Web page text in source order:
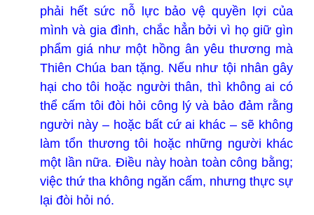
phải hết sức nỗ lực bảo vệ quyền lợi của
mình và gia đình, chắc hẳn bởi vì họ giữ gìn
phẩm giá như một hồng ân yêu thương mà
Thiên Chúa ban tặng. Nếu như tội nhân gây
hại cho tôi hoặc người thân, thì không ai có
thể cấm tôi đòi hỏi công lý và bảo đảm rằng
người này – hoặc bất cứ ai khác – sẽ không
làm tổn thương tôi hoặc những người khác
một lần nữa. Điều này hoàn toàn công bằng;
việc thứ tha không ngăn cấm, nhưng thực sự
lại đòi hỏi nó.